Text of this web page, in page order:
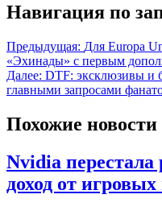
Навигация по
Предыдущая: Для Europa
«Эхинады» с первым
Далее: DTF: эксклюзивы и
главными запросами
Похожие новости
Nvidia перестала
доход от